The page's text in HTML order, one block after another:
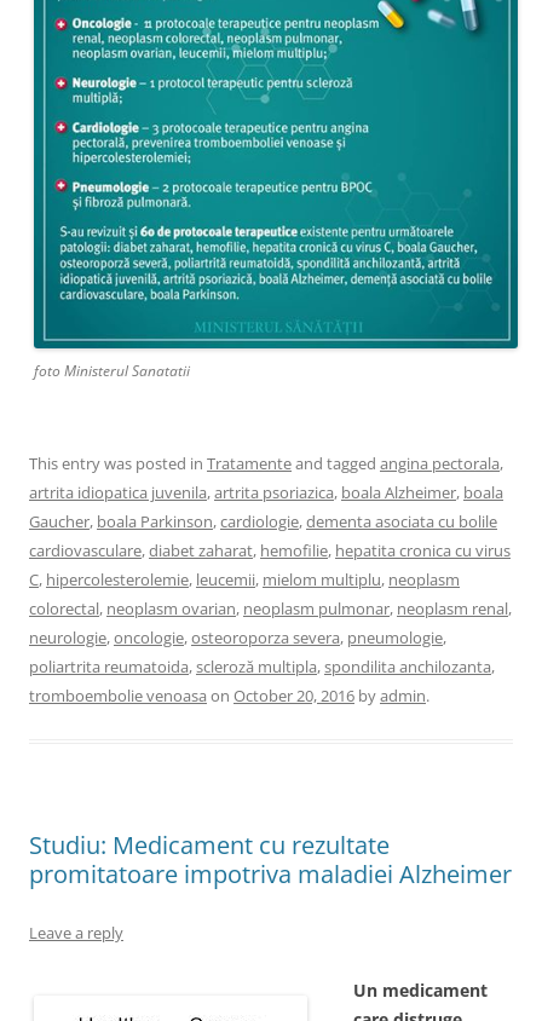
foto Ministerul Sanatatii
This entry was posted in Tratamenteand tagged angina pectorala,
artrita idiopatica juvenila,artrita psoriazica, boala Alzheimer, boala
Gaucher, boala Parkinson,cardiologie,dementa asociata cu bolile
cardiovasculare,diabet zaharat, hemofilie, hepatita cronica cu virus
C, hipercolesterolemie, leucemii, mielom multiplu, neoplasm
colorectal, neoplasm ovarian, neoplasm pulmonar, neoplasm renal,
neurologie,oncologie,osteoroporza severa, pneumologie,
poliartrita reumatoida,scleroză multipla,spondilita anchilozanta,
tromboembolie venoasa on October 20, 2016 byadmin.
Studiu: Medicament cu rezultate
promitatoare impotriva maladiei Alzheimer
Leave a reply
Un medicament